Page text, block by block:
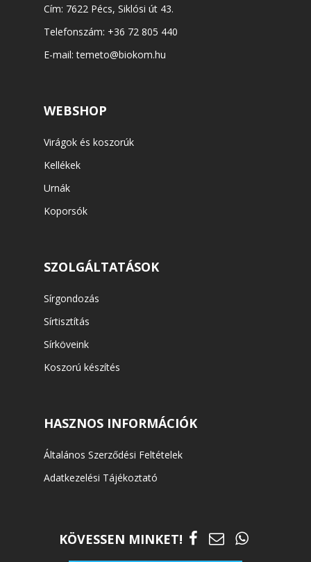
Cím: 7622 Pécs, Siklósi út 43.
Telefonszám: +36 72 805 440
E-mail:temeto@biokom.hu
WEBSHOP
Virágok és koszorúk
Kellékek
Urnák
Koporsók
SZOLGÁLTATÁSOK
Sírgondozás
Sírtisztítás
Sírköveink
Koszorú készítés
HASZNOS INFORMÁCIÓK
Általános Szerződési Feltételek
Adatkezelési Tájékoztató
KÖVESSEN MINKET!